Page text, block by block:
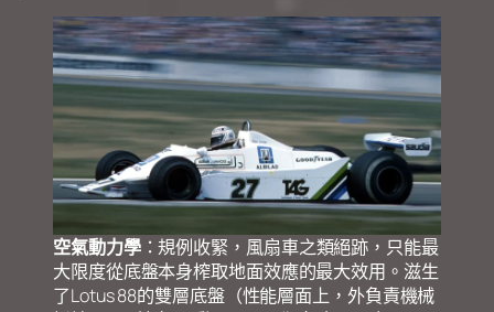
空氣動力學：規例收緊，風扇車之類絕跡，只能最
大限度從底盤本身榨取地面效應的最大效用。滋生
了Lotus 88的雙層底盤（性能層面上，外負責機械